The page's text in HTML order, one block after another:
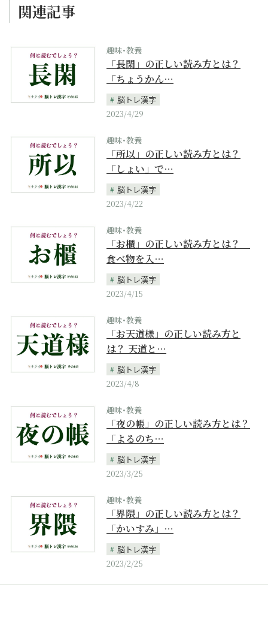
関連記事
趣味･教養
「長閑」の正しい読み方とは？
「ちょうかん…
脳トレ漢字
2023/4/29
趣味･教養
「所以」の正しい読み方とは？
「しょい」で…
脳トレ漢字
2023/4/22
趣味･教養
「お櫃」の正しい読み方とは？
食べ物を入…
脳トレ漢字
2023/4/15
趣味･教養
「お天道様」の正しい読み方と
は？ 天道と…
脳トレ漢字
2023/4/8
趣味･教養
「夜の帳」の正しい読み方とは？
「よるのち…
脳トレ漢字
2023/3/25
趣味･教養
「界隈」の正しい読み方とは？
「かいすみ」…
脳トレ漢字
2023/2/25